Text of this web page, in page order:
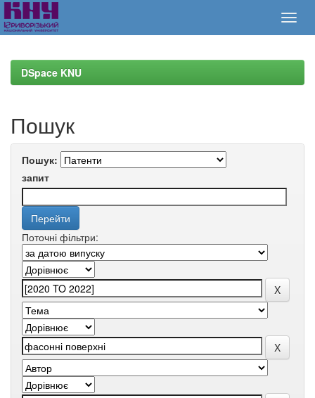
navigationDSpace KNU
Пошук
Пошук:
запит
Поточні фільтри: